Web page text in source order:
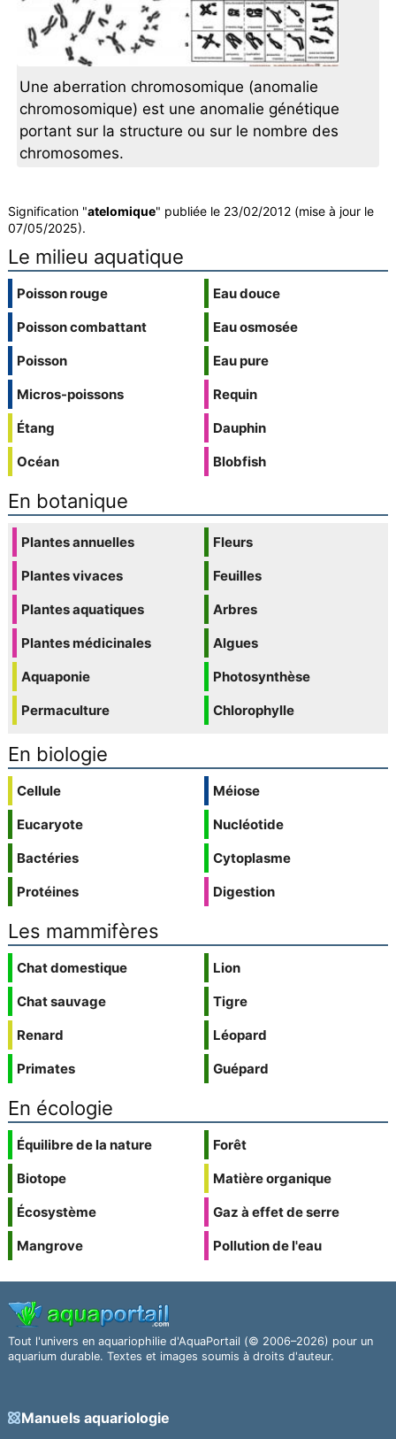
Une aberration chromosomique (anomalie
chromosomique) est une anomalie génétique
portant sur la structure ou sur le nombre des
chromosomes.
Signification "atelomique" publiée le 23/02/2012 (mise à jour le
07/05/2025).
Le milieu aquatique
Poisson rouge
Poisson combattant
Poisson
Micros-poissons
Étang
Océan
Eau douce
Eau osmosée
Eau pure
Requin
Dauphin
Blobfish
En botanique
Plantes annuelles
Plantes vivaces
Plantes aquatiques
Plantes médicinales
Aquaponie
Permaculture
Fleurs
Feuilles
Arbres
Algues
Photosynthèse
Chlorophylle
En biologie
Cellule
Eucaryote
Bactéries
Protéines
Méiose
Nucléotide
Cytoplasme
Digestion
Les mammifères
Chat domestique
Chat sauvage
Renard
Primates
Lion
Tigre
Léopard
Guépard
En écologie
Équilibre de la nature
Biotope
Écosystème
Mangrove
Forêt
Matière organique
Gaz à effet de serre
Pollution de l'eau
Tout l'univers en aquariophilie d'AquaPortail (© 2006–2026) pour un
aquarium durable. Textes et images soumis à droits d'auteur.
Manuels aquariologie